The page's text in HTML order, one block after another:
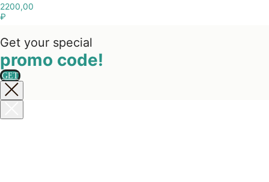
2200,00
₽
Get your special
promo code!
GET